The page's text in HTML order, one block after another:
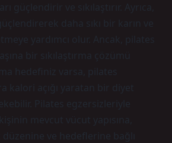
güçlendirir ve sıkılaştırır. Ayrıca,
daha sıkı bir karın ve
yardımcı olur. Ancak, pilates
bir sıkılaştırma çözümü
hedefiniz varsa, pilates
kalori açığı yaratan bir diyet
Pilates egzersizleriyle
mevcut vücut yapısına,
düzenine ve hedeflerine bağlı